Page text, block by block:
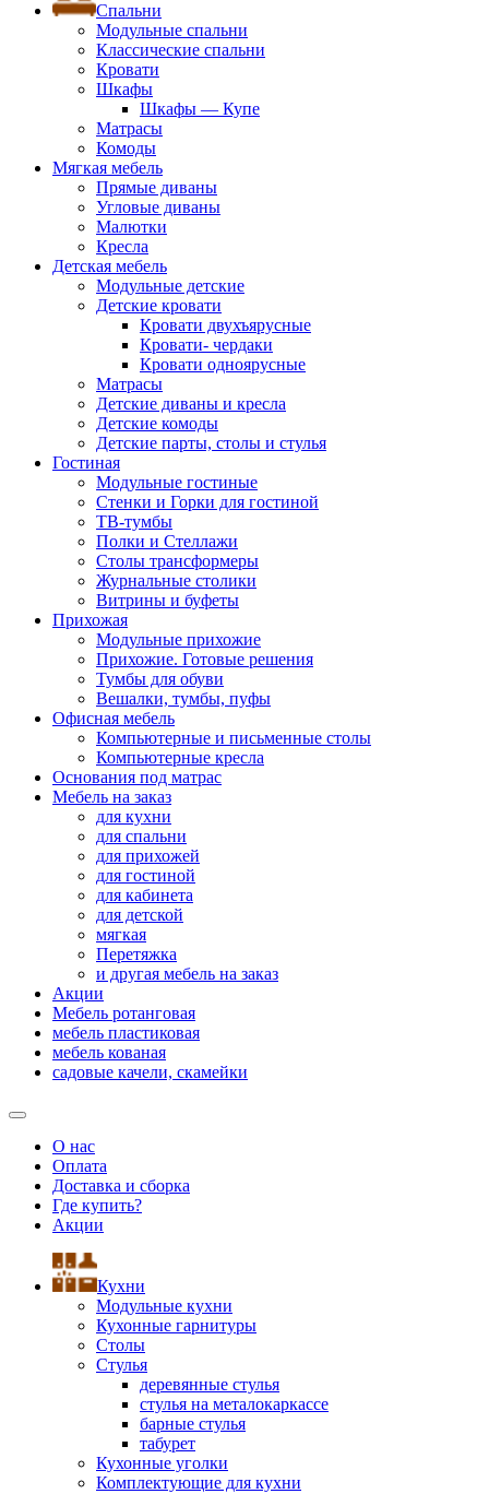
Спальни
Модульные спальни
Классические спальни
Кровати
Шкафы
Шкафы — Купе
Матрасы
Комоды
Мягкая мебель
Прямые диваны
Угловые диваны
Малютки
Кресла
Детская мебель
Модульные детские
Детские кровати
Кровати двухъярусные
Кровати- чердаки
Кровати одноярусные
Матрасы
Детские диваны и кресла
Детские комоды
Детские парты, столы и стулья
Гостиная
Модульные гостиные
Стенки и Горки для гостиной
ТВ-тумбы
Полки и Стеллажи
Столы трансформеры
Журнальные столики
Витрины и буфеты
Прихожая
Модульные прихожие
Прихожие. Готовые решения
Тумбы для обуви
Вешалки, тумбы, пуфы
Офисная мебель
Компьютерные и письменные столы
Компьютерные кресла
Основания под матрас
Мебель на заказ
для кухни
для спальни
для прихожей
для гостиной
для кабинета
для детской
мягкая
Перетяжка
и другая мебель на заказ
Акции
Мебель ротанговая
мебель пластиковая
мебель кованая
садовые качели, скамейки
О нас
Оплата
Доставка и сборка
Где купить?
Акции
Кухни
Модульные кухни
Кухонные гарнитуры
Столы
Стулья
деревянные стулья
стулья на металокаркассе
барные стулья
табурет
Кухонные уголки
Комплектующие для кухни